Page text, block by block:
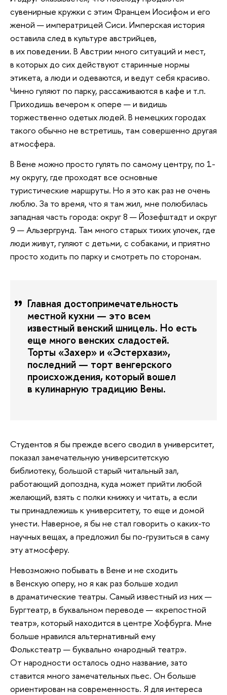
сувенирные кружки с этим Францем Иосифом и его
женой — императрицей Сиси. Имперская история
оставила след в культуре австрийцев,
в их поведении. В Австрии много ситуаций и мест,
в которых до сих действуют старинные нормы
этикета, а люди и одеваются, и ведут себя красиво.
Чинно гуляют по парку, рассаживаются в кафе и т.п.
Приходишь вечером к опере — и видишь
торжественно одетых людей. В немецких городах
такого обычно не встретишь, там совершенно другая
атмосфера.
В Вене можно просто гулять по самому центру, по 1-
му округу, где проходят все основные
туристические маршруты. Но я это как раз не очень
люблю. За то время, что я там жил, мне полюбилась
западная часть города: округ 8 — Йозефштадт и округ
9 — Альзергрунд. Там много старых тихих улочек, где
люди живут, гуляют с детьми, с собаками, и приятно
просто ходить по парку и смотреть по сторонам.
Главная достопримечательность
местной кухни — это всем
известный венский шницель. Но есть
еще много венских сладостей.
Торты «Захер» и «Эстерхази»,
последний — торт венгерского
происхождения, который вошел
в кулинарную традицию Вены.
Студентов я бы прежде всего сводил в университет,
показал замечательную университетскую
библиотеку, большой старый читальный зал,
работающий допоздна, куда может прийти любой
желающий, взять с полки книжку и читать, а если
ты принадлежишь к университету, то еще и домой
унести. Наверное, я бы не стал говорить о каких-то
научных вещах, а предложил бы по-грузиться в саму
эту атмосферу.
Невозможно побывать в Вене и не сходить
в Венскую оперу, но я как раз больше ходил
в драматические театры. Самый известный из них —
Бургтеатр, в буквальном переводе — «крепостной
театр», который находится в центре Хофбурга. Мне
больше нравился альтернативный ему
Фолькстеатр — буквально «народный театр».
От народности осталось одно название, зато
ставится много замечательных пьес. Он больше
ориентирован на современность. Я для интереса